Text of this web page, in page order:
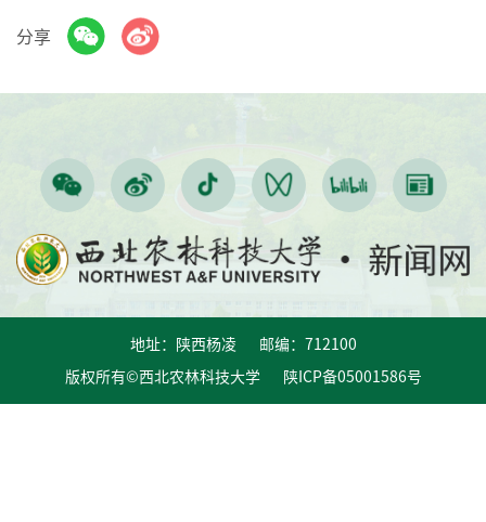
分享
地址：陕西杨凌 邮编：712100
版权所有©西北农林科技大学 陕ICP备05001586号